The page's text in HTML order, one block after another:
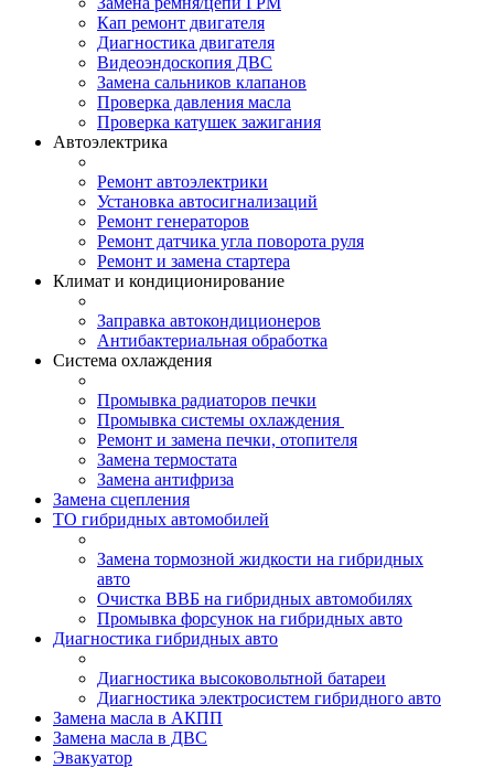
Кап ремонт двигателя
Диагностика двигателя
Видеоэндоскопия ДВС
Замена сальников клапанов
Проверка давления масла
Проверка катушек зажигания
Автоэлектрика
Ремонт автоэлектрики
Установка автосигнализаций
Ремонт генераторов
Ремонт датчика угла поворота руля
Ремонт и замена стартера
Климат и кондиционирование
Заправка автокондиционеров
Антибактериальная обработка
Система охлаждения
Промывка радиаторов печки
Промывка системы охлаждения
Ремонт и замена печки, отопителя
Замена термостата
Замена антифриза
Замена сцепления
ТО гибридных автомобилей
Замена тормозной жидкости на гибридных
авто
Очистка ВВБ на гибридных автомобилях
Промывка форсунок на гибридных авто
Диагностика гибридных авто
Диагностика высоковольтной батареи
Диагностика электросистем гибридного авто
Замена масла в АКПП
Замена масла в ДВС
Эвакуатор